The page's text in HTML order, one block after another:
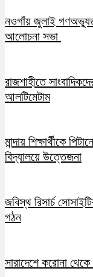
নওগাঁয় জুলাই
আলোচনা সভা
রাজশাহীতে
আলটিমেটাম
মান্দায় শিক্ষার্থীকে
বিদ্যালয়ে উত্তেজনা
জবিস্থ রিসার্চ
গঠন
সারাদেশে করোনা